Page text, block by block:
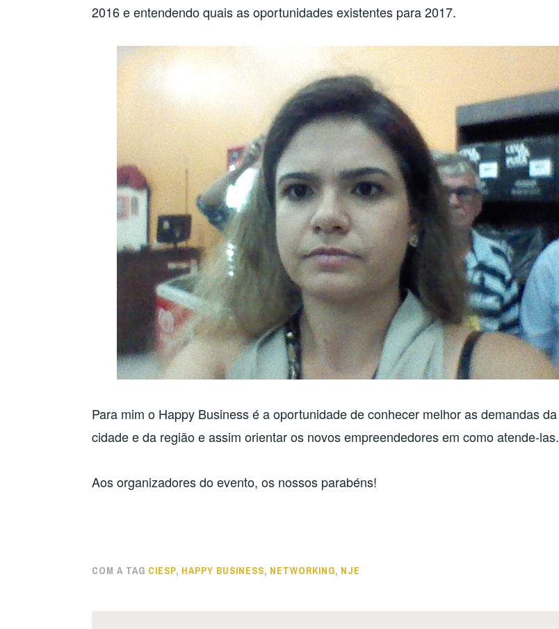
2016 e entendendo quais as oportunidades existentes para 2017.
Para mim o Happy Business é a oportunidade de conhecer melhor as demandas da
cidade e da região e assim orientar os novos empreendedores em como atende-las.
Aos organizadores do evento, os nossos parabéns!
COM A TAG CIESP, HAPPY BUSINESS, NETWORKING, NJE